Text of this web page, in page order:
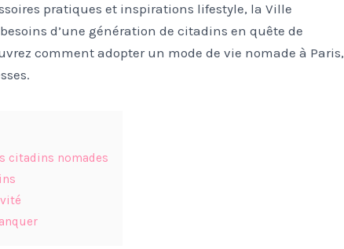
pratiques et inspirations lifestyle, la Ville
d’une génération de citadins en quête de
comment adopter un mode de vie nomade à Paris,
citadins nomades